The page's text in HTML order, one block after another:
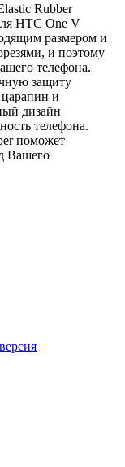
Rubber
HTC One V
размером и
и поэтому
телефона.
защиту
царапин и
дизайн
телефона.
поможет
Вашего